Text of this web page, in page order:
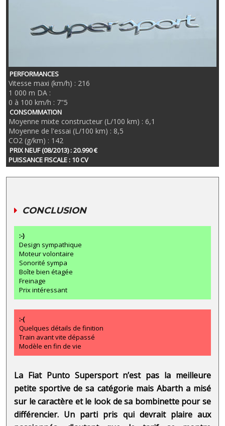
PERFORMANCES
Vitesse maxi (km/h) : 216
1 000 m DA :
0 à 100 km/h : 7"5
CONSOMMATION
Moyenne mixte constructeur (L/100 km) : 6,1
Moyenne de l'essai (L/100 km) : 8,5
CO2 (g/km) : 142
PRIX NEUF (08/2013) : 20.990 €
PUISSANCE FISCALE : 10 CV
CONCLUSION
:-)
Design sympathique
Moteur volontaire
Sonorité sympa
Boîte bien étagée
Freinage
Prix intéressant
:-(
Quelques détails de finition
Train avant vite dépassé
Modèle en fin de vie
La Fiat Punto Supersport n’est pas la meilleure
petite sportive de sa catégorie mais Abarth a misé
sur le caractère et le look de sa bombinette pour se
différencier. Un parti pris qui devrait plaire aux